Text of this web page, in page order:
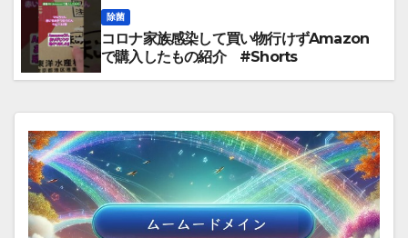
除菌
コロナ家族感染して買い物行けずAmazon
で購入したもの紹介 #Shorts